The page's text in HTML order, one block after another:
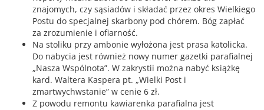
znajomych, czy sąsiadów i składać przez okres Wielkiego
Postu do specjalnej skarbony pod chórem. Bóg zapłać
za zrozumienie i ofiarność.
Na stoliku przy ambonie wyłożona jest prasa katolicka.
Do nabycia jest również nowy numer gazetki parafialnej
„Nasza Wspólnota”. W zakrystii można nabyć książkę
kard. Waltera Kaspera pt. „Wielki Post i
zmartwychwstanie” w cenie 6 zł.
Z powodu remontu kawiarenka parafialna jest